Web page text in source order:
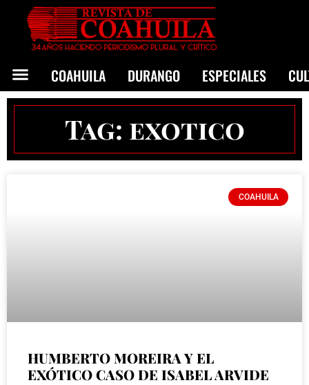
COAHUILA DURANGO ESPECIALES
Tag: exotico
COAHUILA
HUMBERTO MOREIRA Y EL
EXÓTICO CASO DE ISABEL ARVIDE